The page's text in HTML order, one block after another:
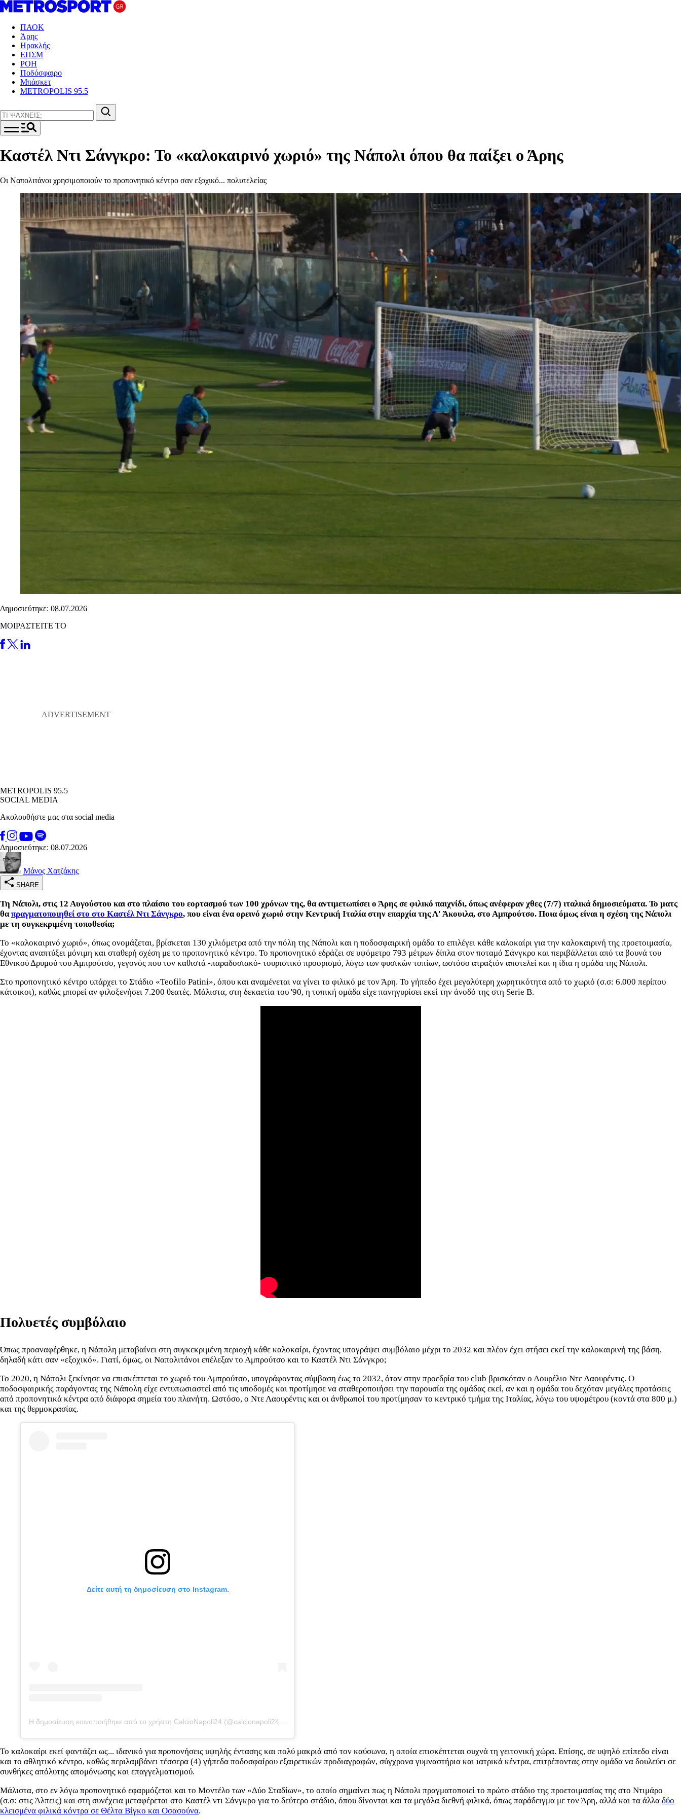
ΠΑΟΚ
Άρης
Ηρακλής
ΕΠΣΜ
ΡΟΗ
Ποδόσφαιρο
Μπάσκετ
METROPOLIS 95.5
Καστέλ Ντι Σάνγκρο: Το «καλοκαιρινό χωριό» της Νάπολι όπου θα παίξει ο Άρης
Οι Ναπολιτάνοι χρησιμοποιούν το προπονητικό κέντρο σαν εξοχικό... πολυτελείας
Δημοσιεύτηκε: 08.07.2026
ΜΟΙΡΑΣΤΕΙΤΕ ΤΟ
METROPOLIS 95.5
SOCIAL MEDIA
Ακολουθήστε μας στα social media
Δημοσιεύτηκε: 08.07.2026
Μάνος Χατζάκης
SHARE
Τη Νάπολι, στις 12 Αυγούστου και στο πλαίσιο του εορτασμού των 100 χρόνων της, θα αντιμετωπίσει ο Άρης σε φιλικό παιχνίδι, όπως ανέφεραν χθες (7/7) ιταλικά δημοσιεύματα. Το ματς
θαπραγματοποιηθεί στο στο Καστέλ Ντι Σάνγκρο, που είναι ένα ορεινό χωριό στην Κεντρική Ιταλία στην επαρχία της Λ' Άκουιλα, στο Αμπρούτσο. Ποια όμως είναι η σχέση της Νάπολι
με τη συγκεκριμένη τοποθεσία;
Το «καλοκαιρινό χωριό», όπως ονομάζεται, βρίσκεται 130 χιλιόμετρα από την πόλη της Νάπολι και η ποδοσφαιρική ομάδα το επιλέγει κάθε καλοκαίρι για την καλοκαιρινή της προετοιμασία,
έχοντας αναπτύξει μόνιμη και σταθερή σχέση με το προπονητικό κέντρο. Το προπονητικό εδράζει σε υψόμετρο 793 μέτρων δίπλα στον ποταμό Σάνγκρο και περιβάλλεται από τα βουνά του
Εθνικού Δρυμού του Αμπρούτσο, γεγονός που τον καθιστά -παραδοσιακό- τουριστικό προορισμό, λόγω των φυσικών τοπίων, ωστόσο ατραξιόν αποτελεί και η ίδια η ομάδα της Νάπολι.
Στο προπονητικό κέντρο υπάρχει το Στάδιο «Teofilo Patini», όπου και αναμένεται να γίνει το φιλικό με τον Άρη. Το γήπεδο έχει μεγαλύτερη χωρητικότητα από το χωριό (σ.σ: 6.000 περίπου
κάτοικοι), καθώς μπορεί αν φιλοξενήσει 7.200 θεατές. Μάλιστα, στη δεκαετία του '90, η τοπική ομάδα είχε πανηγυρίσει εκεί την άνοδό της στη Serie B.
Πολυετές συμβόλαιο
Όπως προαναφέρθηκε, η Νάπολη μεταβαίνει στη συγκεκριμένη περιοχή κάθε καλοκαίρι, έχοντας υπογράψει συμβόλαιο μέχρι το 2032 και πλέον έχει στήσει εκεί την καλοκαιρινή της βάση,
δηλαδή κάτι σαν «εξοχικό». Γιατί, όμως, οι Ναπολιτάνοι επέλεξαν το Αμπρούτσο και το Καστέλ Ντι Σάνγκρο;
Το 2020, η Νάπολι ξεκίνησε να επισκέπτεται το χωριό του Αμπρούτσο, υπογράφοντας σύμβαση έως το 2032, όταν στην προεδρία του club βρισκόταν ο Αουρέλιο Ντε Λαουρέντις. Ο
ποδοσφαιρικής παράγοντας της Νάπολη είχε εντυπωσιαστεί από τις υποδομές και προτίμησε να σταθεροποιήσει την παρουσία της ομάδας εκεί, αν και η ομάδα του δεχόταν μεγάλες προτάσεις
από προπονητικά κέντρα από διάφορα σημεία του πλανήτη. Ωστόσο, ο Ντε Λαουρέντις και οι άνθρωποί του προτίμησαν το κεντρικό τμήμα της Ιταλίας, λόγω του υψομέτρου (κοντά στα 800 μ.)
και της θερμοκρασίας.
Δείτε αυτή τη δημοσίευση στο Instagram.
Η δημοσίευση κοινοποιήθηκε από το χρήστη CalcioNapoli24 (@calcionapoli24.it)
Το καλοκαίρι εκεί φαντάζει ως... ιδανικό για προπονήσεις υψηλής έντασης και πολύ μακριά από τον καύσωνα, η οποία επισκέπτεται συχνά τη γειτονική χώρα. Επίσης, σε υψηλό επίπεδο είναι
και το αθλητικό κέντρο, καθώς περιλαμβάνει τέσσερα (4) γήπεδα ποδοσφαίρου εξαιρετικών προδιαγραφών, σύγχρονα γυμναστήρια και ιατρικά κέντρα, επιτρέποντας στην ομάδα να δουλεύει σε
συνθήκες απόλυτης απομόνωσης και επαγγελματισμού.
Μάλιστα, στο εν λόγω προπονητικό εφαρμόζεται και το Μοντέλο των «Δύο Σταδίων», το οποίο σημαίνει πως η Νάπολι πραγματοποιεί το πρώτο στάδιο της προετοιμασίας της στο Ντιμάρο
(σ.σ: στις Άλπεις) και στη συνέχεια μεταφέρεται στο Καστέλ ντι Σάνγκρο για το δεύτερο στάδιο, όπου δίνονται και τα μεγάλα διεθνή φιλικά, όπως παράδειγμα με τον Άρη, αλλά και τα άλλα δύο
κλεισμένα φιλικά κόντρα σε Θέλτα Βίγκο και Οσασούνα.